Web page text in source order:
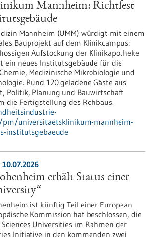
Mannheim: Richtfest
Mannheim (UMM) würdigt mit einem
Bauprojekt auf dem Klinikcampus:
Aufstockung der Klinikapotheke
ein neues Institutsgebäude für die
Medizinische Mikrobiologie und
Rund 120 geladene Gäste aus
Politik, Planung und Bauwirtschaft
die Fertigstellung des Rohbaus.
universitaetsklinikum-mannheim-
institutsgebaeude
erhält Status einer
ist künftig Teil einer European
Kommission hat beschlossen, die
Universities im Rahmen der
Initiative in den kommenden zwei